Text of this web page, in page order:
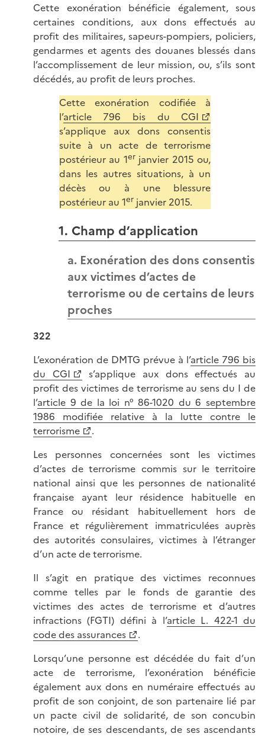
Cette exonération bénéficie également, sous
certaines conditions, aux dons effectués au
profit des militaires, sapeurs-pompiers, policiers,
gendarmes et agents des douanes blessés dans
l’accomplissement de leur mission, ou, s’ils sont
décédés, au profit de leurs proches.
Cette exonération codifiée à
l’article 796 bis du CGI
s’applique aux dons consentis
suite à un acte de terrorisme
postérieur au 1erjanvier 2015 ou,
dans les autres situations, à un
décès ou à une blessure
postérieur au 1erjanvier 2015.
1. Champ d’application
a. Exonération des dons consentis
aux victimes d’actes de
terrorisme ou de certains de leurs
proches
322
L’exonération de DMTG prévue à l’article 796 bis
du CGI
s’applique aux dons effectués au
profit des victimes de terrorisme au sens du I de
l’article 9 de la loi n° 86-1020 du 6 septembre
1986 modifiée relative à la lutte contre le
terrorisme
.
Les personnes concernées sont les victimes
d’actes de terrorisme commis sur le territoire
national ainsi que les personnes de nationalité
française ayant leur résidence habituelle en
France ou résidant habituellement hors de
France et régulièrement immatriculées auprès
des autorités consulaires, victimes à l’étranger
d’un acte de terrorisme.
Il s’agit en pratique des victimes reconnues
comme telles par le fonds de garantie des
victimes des actes de terrorisme et d’autres
infractions (FGTI) défini à l’article L. 422-1 du
code des assurances
.
Lorsqu’une personne est décédée du fait d’un
acte de terrorisme, l’exonération bénéficie
également aux dons en numéraire effectués au
profit de son conjoint, de son partenaire lié par
un pacte civil de solidarité, de son concubin
notoire, de ses descendants, de ses ascendants